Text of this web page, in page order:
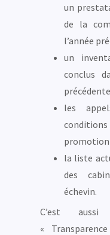
un
de la
l’année
un
conclus
les
promotion
la liste
des
échevin.
C’est
«